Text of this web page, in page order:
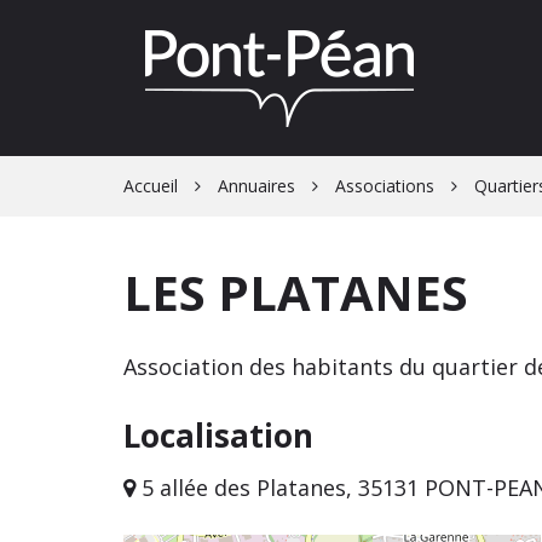
Accueil Annuaires Associations
LES PLATANES
Association des habitants du quartier
Localisation
5 allée des Platanes, 35131 PONT-